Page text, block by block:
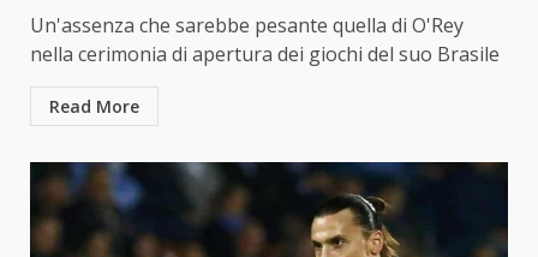
Un'assenza che sarebbe pesante quella di O'Rey
nella cerimonia di apertura dei giochi del suo Brasile
Read More